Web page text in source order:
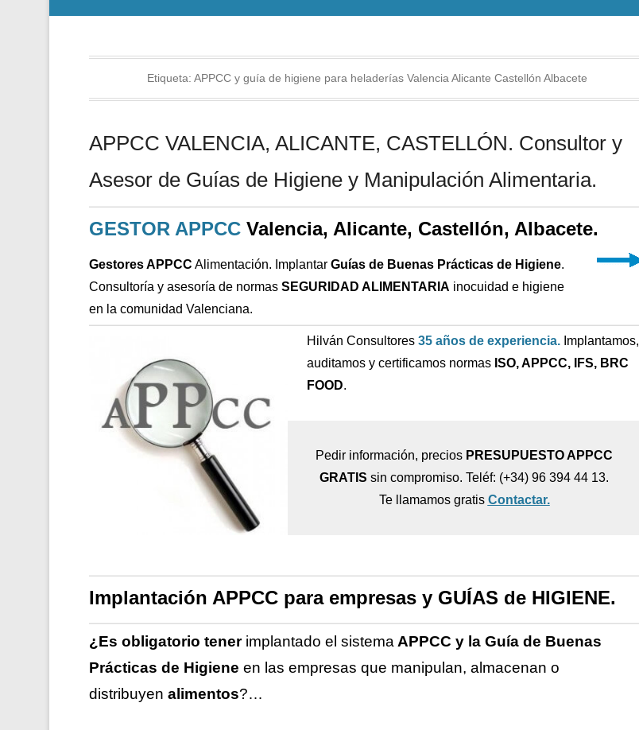
Etiqueta: APPCC y guía de higiene para heladerías Valencia Alicante Castellón Albacete
APPCC VALENCIA, ALICANTE, CASTELLÓN. Consultor y
Asesor de Guías de Higiene y Manipulación Alimentaria.
GESTOR APPCC Valencia, Alicante, Castellón, Albacete.
Gestores APPCC Alimentación. Implantar Guías de Buenas Prácticas de Higiene.
Consultoría y asesoría de normas SEGURIDAD ALIMENTARIA inocuidad e higiene
en la comunidad Valenciana.
Hilván Consultores 35 años de experiencia. Implantamos,
auditamos y certificamos normas ISO, APPCC, IFS, BRC
FOOD.
Pedir información, precios PRESUPUESTO APPCC
GRATIS sin compromiso. Teléf: (+34) 96 394 44 13.
Te llamamos gratis Contactar.
Implantación APPCC para empresas y GUÍAS de HIGIENE.
¿Es obligatorio tener implantado el sistema APPCC y la Guía de Buenas
Prácticas de Higiene en las empresas que manipulan, almacenan o
distribuyen alimentos?…